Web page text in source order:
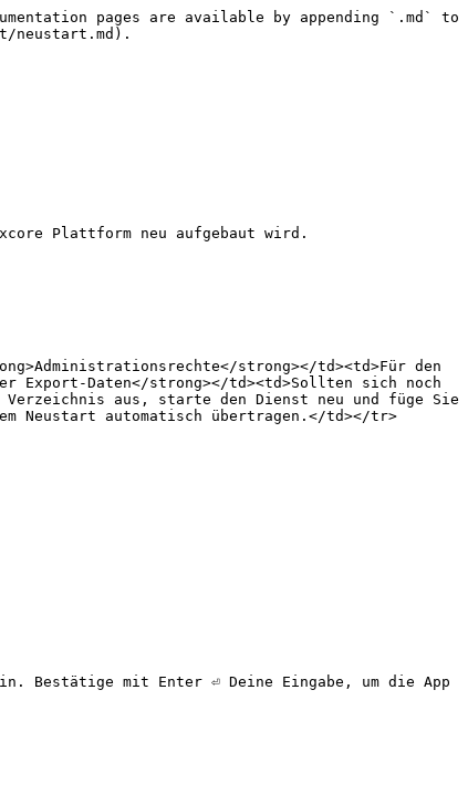
pages are available by appending `.md` to
neustart.md).
Plattform neu aufgebaut wird.
strong></td><td>Für den
Export-Daten</strong></td><td>Sollten sich noch
Verzeichnis aus, starte den Dienst neu und füge Sie
Neustart automatisch übertragen.</td></tr>
Bestätige mit Enter ⏎ Deine Eingabe, um die App